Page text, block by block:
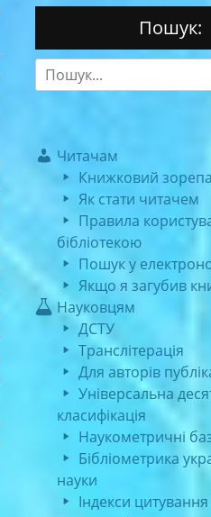
Пошук:
Search
for:
Читачам
Книжковий
Як стати читачем
Правила
бібліотекою
Пошук у
Якщо я загубив
Науковцям
ДСТУ
Транслітерація
Для авторів
Універсальна
класифікація
Наукометричні
Бібліометрика
науки
Індекси цитування